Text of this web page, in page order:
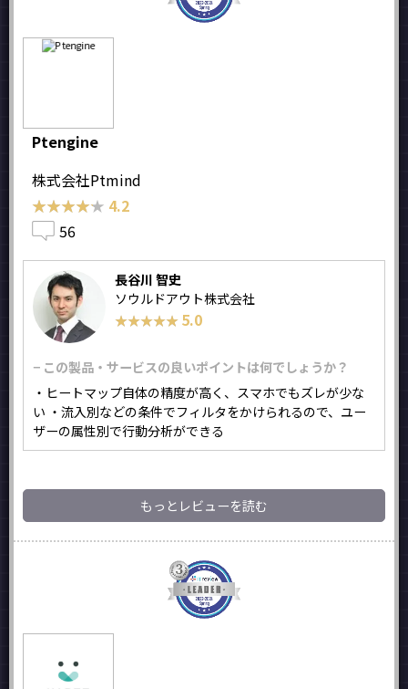
Ptengine
株式会社Ptmind
★★★★★
★★★★★ 4.2
56
長谷川 智史
ソウルドアウト株式会社
★★★★★
★★★★★ 5.0
− この製品・サービスの良いポイントは何でしょうか？
・ヒートマップ自体の精度が高く、スマホでもズレが少な
い ・流入別などの条件でフィルタをかけられるので、ユー
ザーの属性別で行動分析ができる
もっとレビューを読む